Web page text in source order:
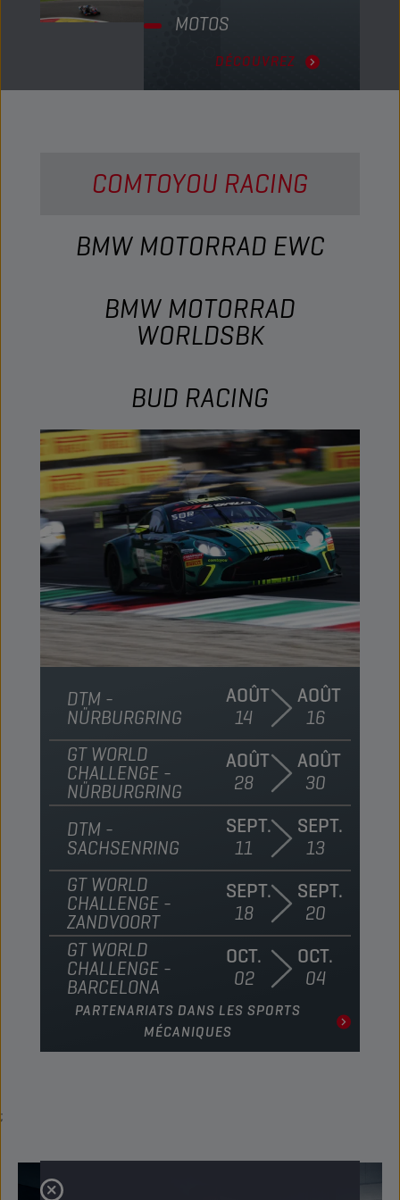
MOTOS
DÉCOUVREZ
COMTOYOU RACING
BMW MOTORRAD EWC
BMW MOTORRAD
WORLDSBK
BUD RACING
AOÛT
14
AOÛT
16
DTM -
NÜRBURGRING
AOÛT
28
AOÛT
30
GT WORLD
CHALLENGE -
NÜRBURGRING
SEPT.
11
SEPT.
13
DTM -
SACHSENRING
SEPT.
18
SEPT.
20
GT WORLD
CHALLENGE -
ZANDVOORT
OCT.
02
OCT.
04
GT WORLD
CHALLENGE -
BARCELONA
PARTENARIATS DANS LES SPORTS
MÉCANIQUES
;